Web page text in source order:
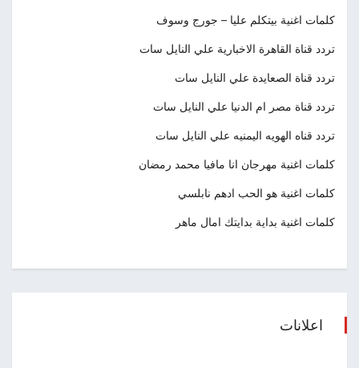
كلمات اغنية بيتكلم عليا – جورج وسوف
تردد قناة القاهرة الاخبارية علي النايل سات
تردد قناة الصعايدة علي النايل سات
تردد قناة مصر ام الدنيا علي النايل سات
تردد قناه الهويه اليمنيه علي النايل سات
كلمات اغنية مهرجان انا مافيا محمد رمضان
كلمات اغنية هو الحب ادهم نابلسي
كلمات اغنية بداية بدايتك امال ماهر
اعلانات